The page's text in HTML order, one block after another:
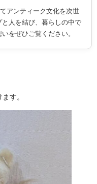
アンティーク文化を次世
人を結び、暮らしの中で
をぜひご覧ください。
す。